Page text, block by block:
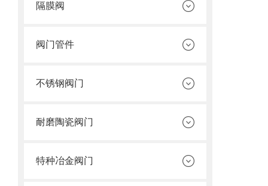
隔膜阀
阀门管件
不锈钢阀门
耐磨陶瓷阀门
特种冶金阀门